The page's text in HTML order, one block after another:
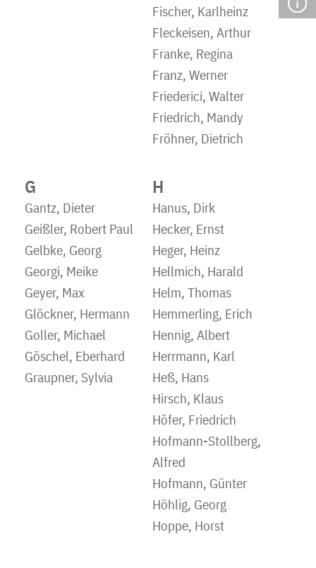
Fischer, Karlheinz
Fleckeisen, Arthur
Franke, Regina
Franz, Werner
Friederici, Walter
Friedrich, Mandy
Fröhner, Dietrich
G
Gantz, Dieter
Geißler, Robert Paul
Gelbke, Georg
Georgi, Meike
Geyer, Max
Glöckner, Hermann
Goller, Michael
Göschel, Eberhard
Graupner, Sylvia
H
Hanus, Dirk
Hecker, Ernst
Heger, Heinz
Hellmich, Harald
Helm, Thomas
Hemmerling, Erich
Hennig, Albert
Herrmann, Karl
Heß, Hans
Hirsch, Klaus
Höfer, Friedrich
Hofmann-Stollberg,
Alfred
Hofmann, Günter
Höhlig, Georg
Hoppe, Horst